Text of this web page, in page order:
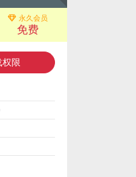
永久会员
免费
权限